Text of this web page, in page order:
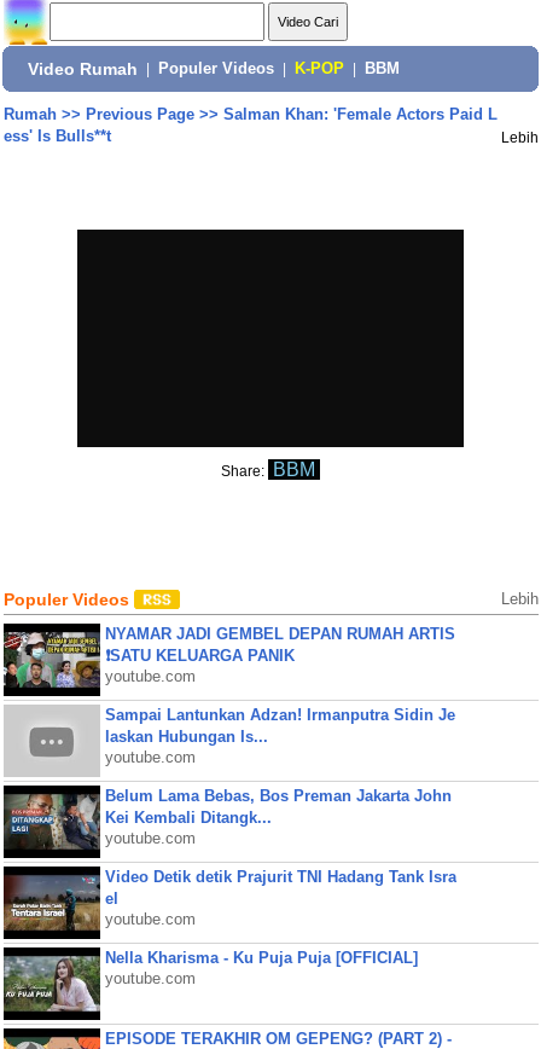
Video Rumah Populer Videos K-POP BBM
Rumah>> Previous Page>> Salman Khan: 'Female Actors Paid L
ess' Is Bulls**t
Lebih
Share: BBM
Populer Videos Lebih
NYAMAR JADI GEMBEL DEPAN RUMAH ARTIS
❗SATU KELUARGA PANIK
youtube.com
Sampai Lantunkan Adzan! Irmanputra Sidin Je
laskan Hubungan Is...
youtube.com
Belum Lama Bebas, Bos Preman Jakarta John
Kei Kembali Ditangk...
youtube.com
Video Detik detik Prajurit TNI Hadang Tank Isra
el
youtube.com
Nella Kharisma - Ku Puja Puja [OFFICIAL]
youtube.com
EPISODE TERAKHIR OM GEPENG? (PART 2) -